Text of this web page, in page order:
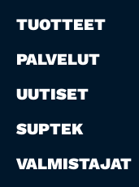
TUOTTEET
PALVELUT
UUTISET
SUPTEK
VALMISTAJAT